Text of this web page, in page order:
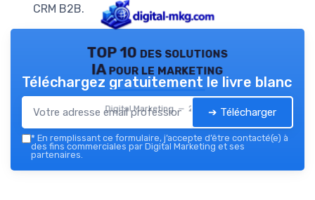
CRM B2B.
TOP 10 des solutions
IA pour le marketing
Digital Marketing — 2026
Téléchargez gratuitement le livre blanc
➔ Télécharger
* En remplissant ce formulaire, j’accepte d’être contacté(e) à
des fins commerciales par Digital Marketing et ses
partenaires.